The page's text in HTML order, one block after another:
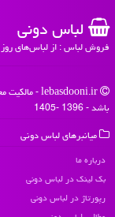
لباس دونی
فروش لباس : از لباس‌های روز
باشد - 1396 -1405
میانبرهای لباس دونی
درباره ما
بک لینک در لباس دونی
رپورتاژ در لباس دونی